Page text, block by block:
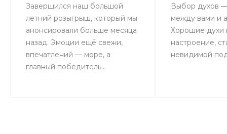
Завершился наш большой
летний розыгрыш, который мы
анонсировали больше месяца
назад. Эмоции ещё свежи,
впечатлений — море, а
главный победитель...
Выбор духов
между вами и
Хорошие духи
настроение,
невидимой